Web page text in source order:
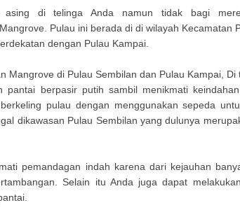
asing di telinga Anda namun tidak bagi
Pulau ini berada di di wilayah Kecamatan
dengan Pulau Kampai.
Mangrove di Pulau Sembilan dan Pulau Kampai, Di
pantai berpasir putih sambil menikmati
pulau dengan menggunakan sepeda
dikawasan Pulau Sembilan yang dulunya
pemandagan indah karena dari kejauhan
Selain itu Anda juga dapat